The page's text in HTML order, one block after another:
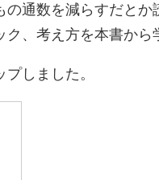
通数を減らすだと
、考え方を本書から
しました。